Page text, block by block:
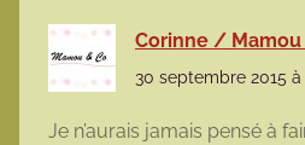
Corinne / Mamou
30 septembre 2015
Je n’aurais jamais pensé à